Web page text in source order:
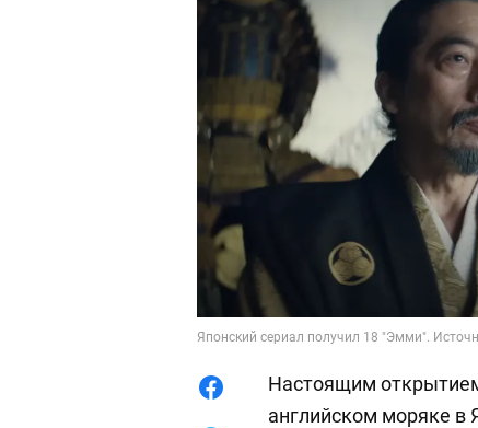
Японский сериал получил 18 "Эмми".
Настоящим открытием
английском моряке в